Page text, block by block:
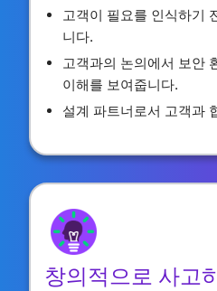
고객이 필요를 인식하기
니다.
고객과의 논의에서 보안
이해를 보여줍니다.
설계 파트너로서 고객과
창의적으로 사고